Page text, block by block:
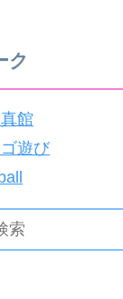
ク
館
遊び